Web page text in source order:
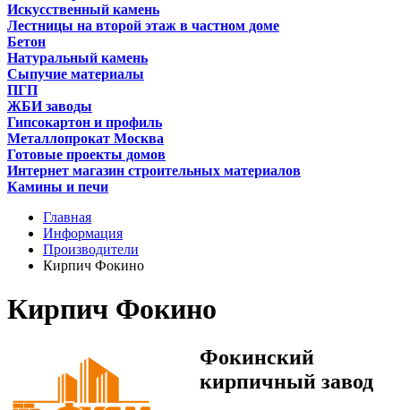
Искусственный камень
Лестницы на второй этаж в частном доме
Бетон
Натуральный камень
Сыпучие материалы
ПГП
ЖБИ заводы
Гипсокартон и профиль
Металлопрокат Москва
Готовые проекты домов
Интернет магазин строительных материалов
Камины и печи
Главная
Информация
Производители
Кирпич Фокино
Кирпич Фокино
Фокинский
кирпичный завод